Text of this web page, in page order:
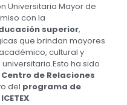
Universitaria Mayor de
con la
superior,
que brindan mayores
cultural y
ha sido
Centro de Relaciones
del programa de
.